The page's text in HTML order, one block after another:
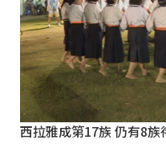
西拉雅成第17族 仍有8